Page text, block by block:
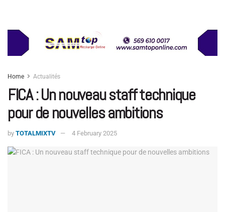
Home Actualités
FICA : Un nouveau staff technique
pour de nouvelles ambitions
by TOTALMIXTV 4 February 2025